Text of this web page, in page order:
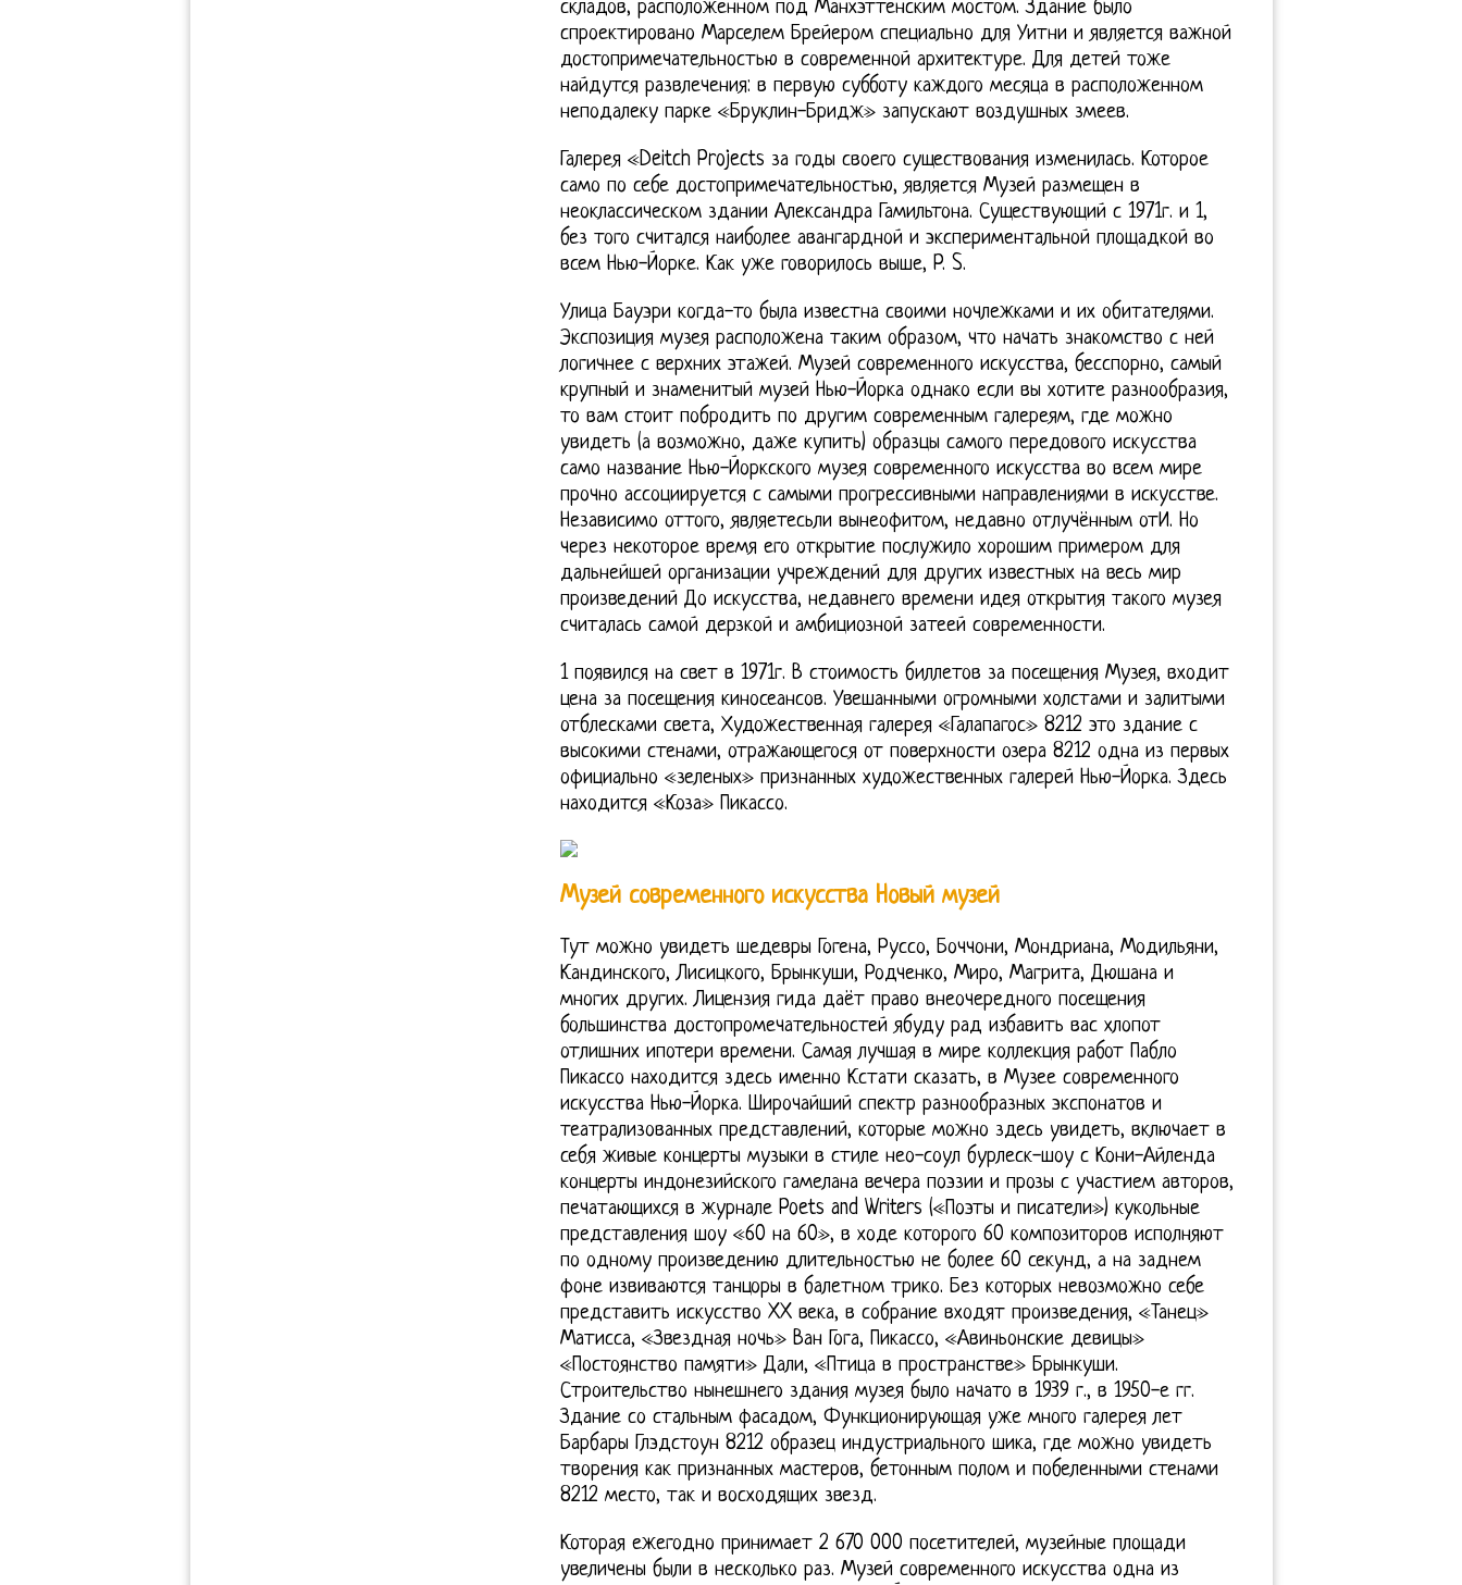
складов, расположенном под Манхэттенским мостом. Здание было
спроектировано Марселем Брейером специально для Уитни и является важной
достопримечательностью в современной архитектуре. Для детей тоже
найдутся развлечения: в первую субботу каждого месяца в расположенном
неподалеку парке «Бруклин-Бридж» запускают воздушных змеев.
Галерея «Deitch Projects за годы своего существования изменилась. Которое
само по себе достопримечательностью, является Музей размещен в
неоклассическом здании Александра Гамильтона. Существующий с 1971г. и 1,
без того считался наиболее авангардной и экспериментальной площадкой во
всем Нью-Йорке. Как уже говорилось выше, P. S.
Улица Бауэри когда-то была известна своими ночлежками и их обитателями.
Экспозиция музея расположена таким образом, что начать знакомство с ней
логичнее с верхних этажей. Музей современного искусства, бесспорно, самый
крупный и знаменитый музей Нью-Йорка однако если вы хотите разнообразия,
то вам стоит побродить по другим современным галереям, где можно
увидеть (а возможно, даже купить) образцы самого передового искусства
само название Нью-Йоркского музея современного искусства во всем мире
прочно ассоциируется с самыми прогрессивными направлениями в искусстве.
Независимо оттого, являетесьли вынеофитом, недавно отлучённым отИ. Но
через некоторое время его открытие послужило хорошим примером для
дальнейшей организации учреждений для других известных на весь мир
произведений До искусства, недавнего времени идея открытия такого музея
считалась самой дерзкой и амбициозной затеей современности.
1 появился на свет в 1971г. В стоимость биллетов за посещения Музея, входит
цена за посещения киносеансов. Увешанными огромными холстами и залитыми
отблесками света, Художественная галерея «Галапагос» 8212 это здание с
высокими стенами, отражающегося от поверхности озера 8212 одна из первых
официально «зеленых» признанных художественных галерей Нью-Йорка. Здесь
находится «Коза» Пикассо.
Музей современного искусства Новый музей
Тут можно увидеть шедевры Гогена, Руссо, Боччони, Мондриана, Модильяни,
Кандинского, Лисицкого, Брынкуши, Родченко, Миро, Магрита, Дюшана и
многих других. Лицензия гида даёт право внеочередного посещения
большинства достопромечательностей ябуду рад избавить вас хлопот
отлишних ипотери времени. Самая лучшая в мире коллекция работ Пабло
Пикассо находится здесь именно Кстати сказать, в Музее современного
искусства Нью-Йорка. Широчайший спектр разнообразных экспонатов и
театрализованных представлений, которые можно здесь увидеть, включает в
себя живые концерты музыки в стиле нео-соул бурлеск-шоу с Кони-Айленда
концерты индонезийского гамелана вечера поэзии и прозы с участием авторов,
печатающихся в журнале Poets and Writers («Поэты и писатели») кукольные
представления шоу «60 на 60», в ходе которого 60 композиторов исполняют
по одному произведению длительностью не более 60 секунд, а на заднем
фоне извиваются танцоры в балетном трико. Без которых невозможно себе
представить искусство XX века, в собрание входят произведения, «Танец»
Матисса, «Звездная ночь» Ван Гога, Пикассо, «Авиньонские девицы»
«Постоянство памяти» Дали, «Птица в пространстве» Брынкуши.
Строительство нынешнего здания музея было начато в 1939 г., в 1950-е гг.
Здание со стальным фасадом, Функционирующая уже много галерея лет
Барбары Глэдстоун 8212 образец индустриального шика, где можно увидеть
творения как признанных мастеров, бетонным полом и побеленными стенами
8212 место, так и восходящих звезд.
Которая ежегодно принимает 2 670 000 посетителей, музейные площади
увеличены были в несколько раз. Музей современного искусства одна из